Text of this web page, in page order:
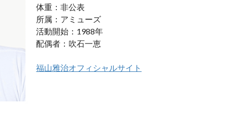
体重：非公表
所属：アミューズ
活動開始：1988年
配偶者：吹石一恵
福山雅治オフィシャルサイト